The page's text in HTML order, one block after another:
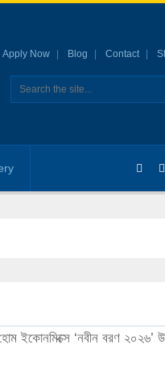
Apply Now Blog Contact
ইকোনমিক্সে ‘নবীন বরণ ২০২৬’